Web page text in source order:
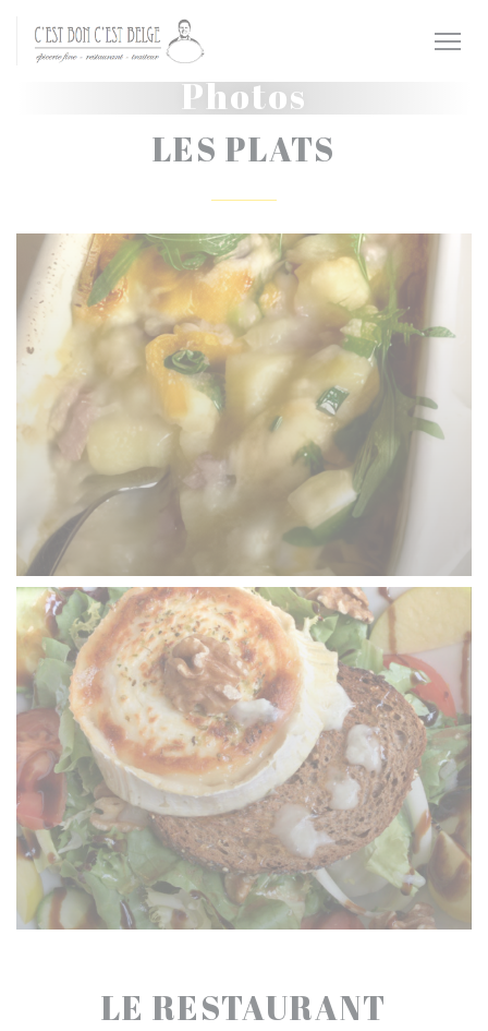
Personnalisation de vos choix en matière de cookies
Photos
LES PLATS
LE RESTAURANT